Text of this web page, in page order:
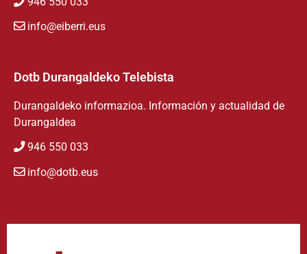
info@eiberri.eus
Dotb Durangaldeko Telebista
Durangaldeko informazioa. Información y actualidad de
Durangaldea
946 550 033
info@dotb.eus